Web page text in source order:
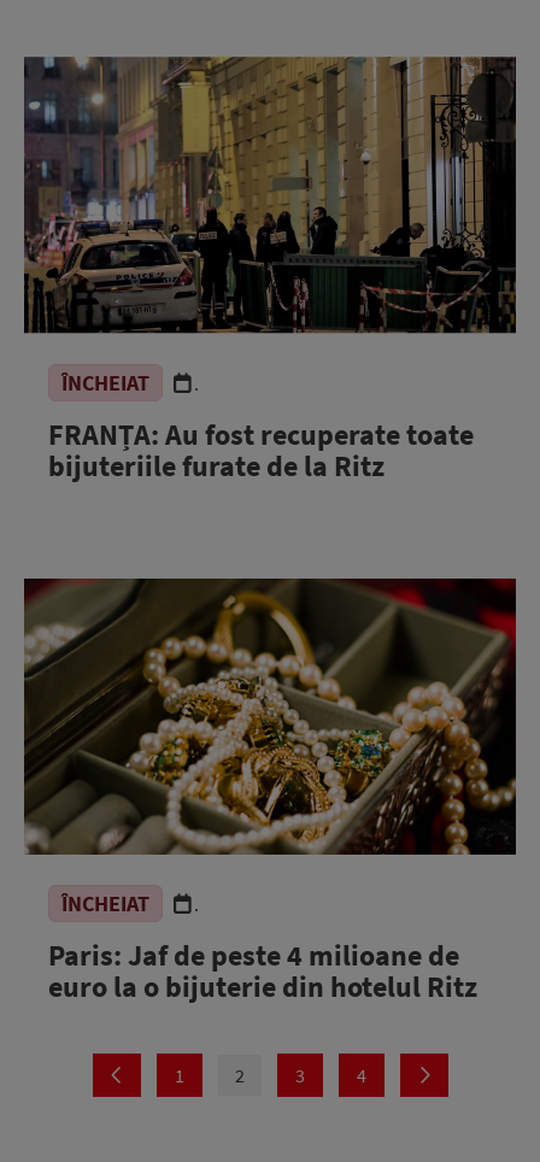
ÎNCHEIAT .
FRANȚA: Au fost recuperate toate
bijuteriile furate de la Ritz
ÎNCHEIAT .
Paris: Jaf de peste 4 milioane de
euro la o bijuterie din hotelul Ritz
1 2 3 4